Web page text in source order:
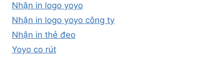
Nhận in logo yoyo
Nhận in logo yoyo công ty
Nhận in thẻ đeo
Yoyo co rút